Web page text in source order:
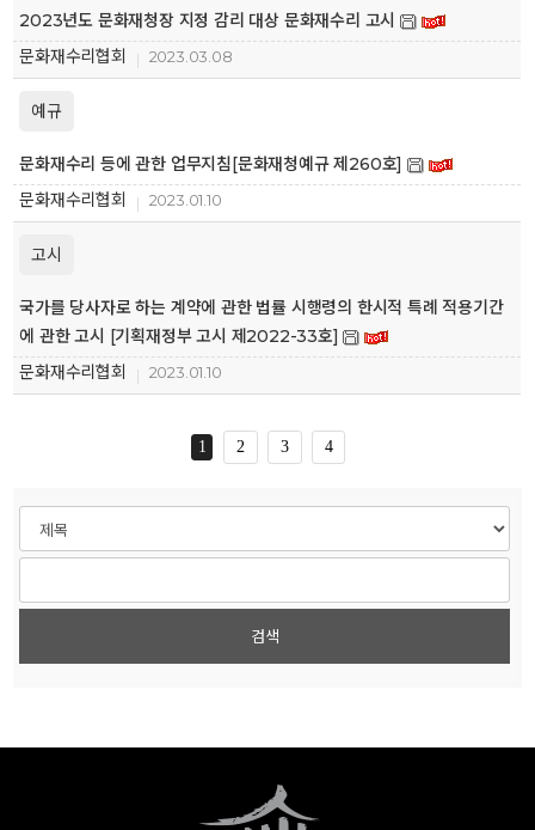
2023년도 문화재청장 지정 감리 대상 문화재수리 고시
문화재수리협회
2023.03.08
예규
문화재수리 등에 관한 업무지침[문화재청예규 제260호]
문화재수리협회
2023.01.10
고시
국가를 당사자로 하는 계약에 관한 법률 시행령의 한시적 특례 적용기간
에 관한 고시 [기획재정부 고시 제2022-33호]
문화재수리협회
2023.01.10
1 2 3 4
검색